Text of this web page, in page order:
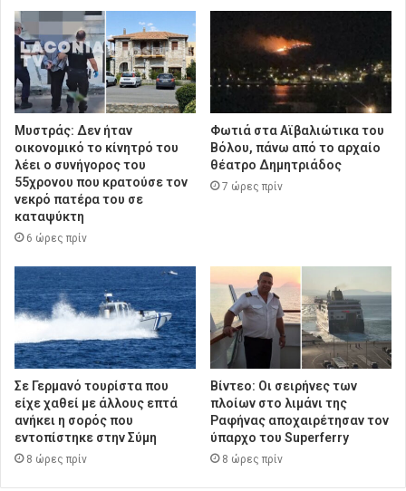
Μυστράς: Δεν ήταν
οικονομικό το κίνητρό του
λέει ο συνήγορος του
55χρονου που κρατούσε τον
νεκρό πατέρα του σε
καταψύκτη
6 ώρες πρίν
Φωτιά στα Αϊβαλιώτικα του
Βόλου, πάνω από το αρχαίο
θέατρο Δημητριάδος
7 ώρες πρίν
Σε Γερμανό τουρίστα που
είχε χαθεί με άλλους επτά
ανήκει η σορός που
εντοπίστηκε στην Σύμη
8 ώρες πρίν
Βίντεο: Οι σειρήνες των
πλοίων στο λιμάνι της
Ραφήνας αποχαιρέτησαν τον
ύπαρχο του Superferry
8 ώρες πρίν